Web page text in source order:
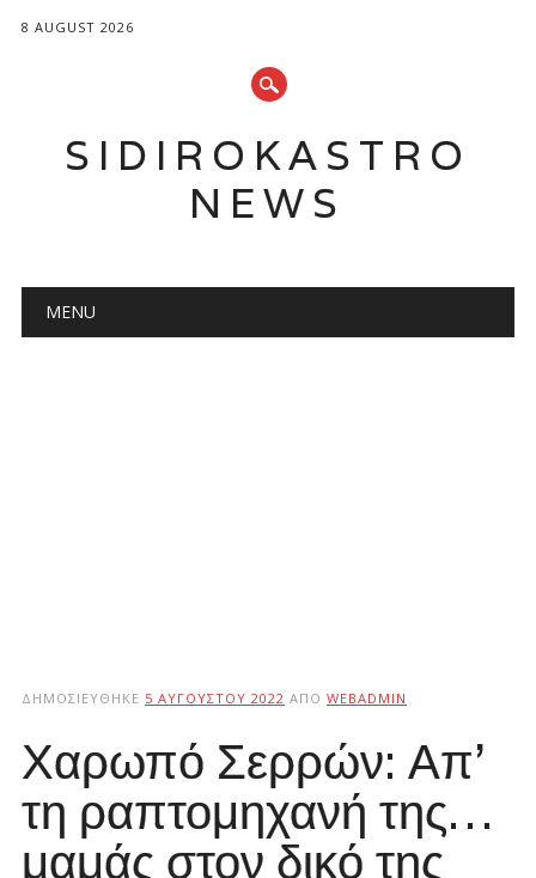
8 AUGUST 2026
SIDIROKASTRO
NEWS
Main menu
MENU
ΔΗΜΟΣΙΕΎΘΗΚΕ 5 ΑΥΓΟΎΣΤΟΥ 2022 ΑΠΌ WEBADMIN
Χαρωπό Σερρών: Απ’
τη ραπτομηχανή της…
μαμάς στον δικό της